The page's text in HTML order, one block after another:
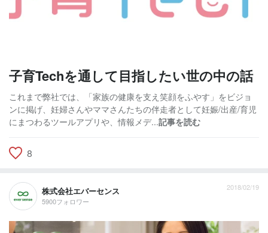
子育Techを通して目指したい世の中の話
これまで弊社では、「家族の健康を支え笑顔をふやす」をビジョ
ンに掲げ、妊婦さんやママさんたちの伴走者として妊娠/出産/育児
にまつわるツールアプリや、情報メデ...記事を読む
8
株式会社エバーセンス
5900フォロワー
2018/02/19